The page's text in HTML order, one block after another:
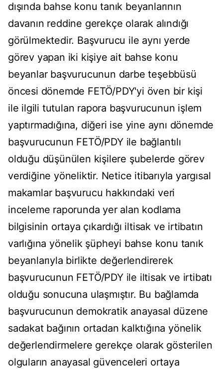
dışında bahse konu tanık beyanlarının
davanın reddine gerekçe olarak alındığı
görülmektedir. Başvurucu ile aynı yerde
görev yapan iki kişiye ait bahse konu
beyanlar başvurucunun darbe teşebbüsü
öncesi dönemde FETÖ/PDY'yi öven bir kişi
ile ilgili tutulan rapora başvurucunun işlem
yaptırmadığına, diğeri ise yine aynı dönemde
başvurucunun FETÖ/PDY ile bağlantılı
olduğu düşünülen kişilere şubelerde görev
verdiğine yöneliktir. Netice itibarıyla yargısal
makamlar başvurucu hakkındaki veri
inceleme raporunda yer alan kodlama
bilgisinin ortaya çıkardığı iltisak ve irtibatın
varlığına yönelik şüpheyi bahse konu tanık
beyanlarıyla birlikte değerlendirerek
başvurucunun FETÖ/PDY ile iltisak ve irtibatı
olduğu sonucuna ulaşmıştır. Bu bağlamda
başvurucunun demokratik anayasal düzene
sadakat bağının ortadan kalktığına yönelik
değerlendirmelere gerekçe olarak gösterilen
olguların anayasal güvenceleri ortaya